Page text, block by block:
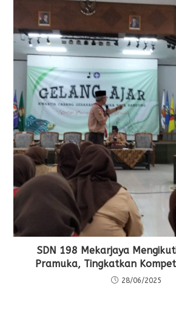
SDN 198 Mekarjaya
Pramuka, Tingkatkan
28/06/2025